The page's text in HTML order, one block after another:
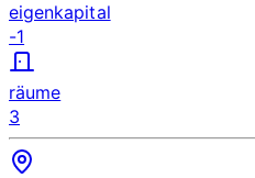
eigenkapital
-1
räume
3